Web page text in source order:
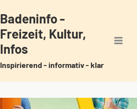
Badeninfo -
Freizeit, Kultur,
Infos
Inspirierend - informativ - klar